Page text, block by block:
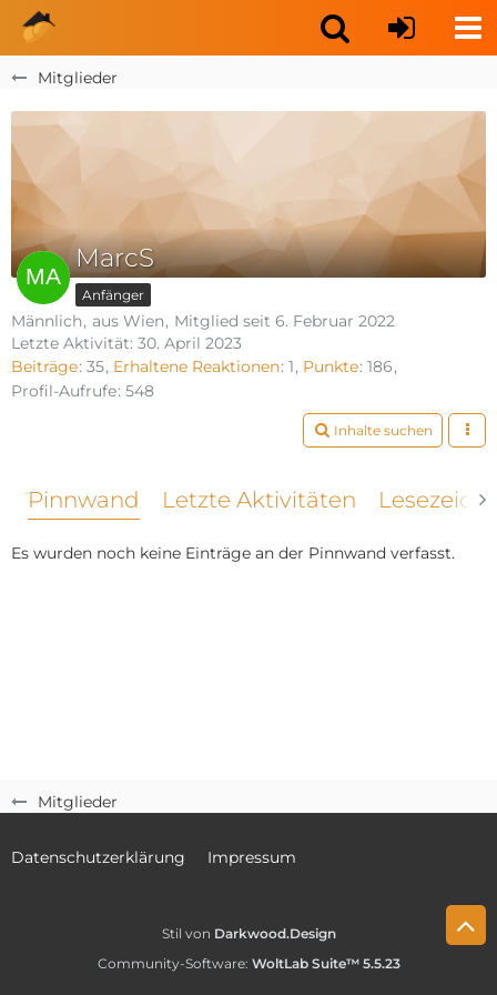
Mitglieder
Mitglieder
MarcS
Anfänger
Männlich aus Wien
Mitglied seit 6. Februar 2022
Letzte Aktivität: 30. April 2023
Beiträge 35 Erhaltene Reaktionen 1 Punkte 186
Profil-Aufrufe 548
Inhalte suchen
Pinnwand Letzte Aktivitäten
Es wurden noch keine Einträge an der Pinnwand verfasst.
Datenschutzerklärung Impressum
Stil von Darkwood.Design
Community-Software: WoltLab Suite™ 5.5.23